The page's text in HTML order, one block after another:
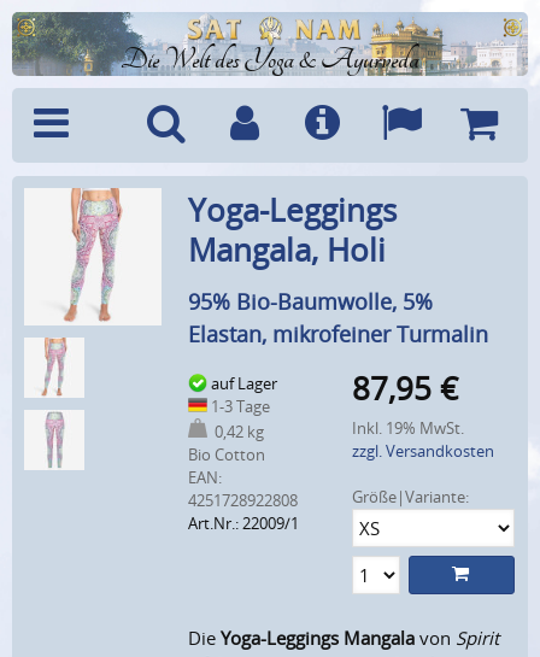
Die Welt des Yoga & Ayurveda
Menü SucheBenutzerkonto
Info Sprachen
Yoga-Leggings
Mangala, Holi
95% Bio-Baumwolle, 5%
Elastan, mikrofeiner Turmalin
auf Lager
1-3 Tage
0,42 kg
Bio Cotton
EAN:
4251728922808
Art.Nr.: 22009/1
87,95 €
Inkl. 19% MwSt.
zzgl. Versandkosten
Größe|Variante:
DieYoga-Leggings Mangala von Spirit